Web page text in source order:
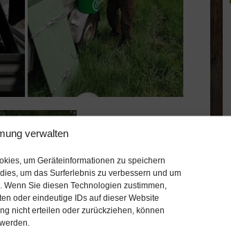
verwalten
um Geräteinformationen zu speichern
um das Surferlebnis zu verbessern und um
Sie diesen Technologien zustimmen,
oder eindeutige IDs auf dieser Website
nicht erteilen oder zurückziehen, können